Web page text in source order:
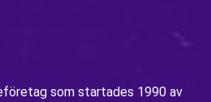
som startades 1990 av